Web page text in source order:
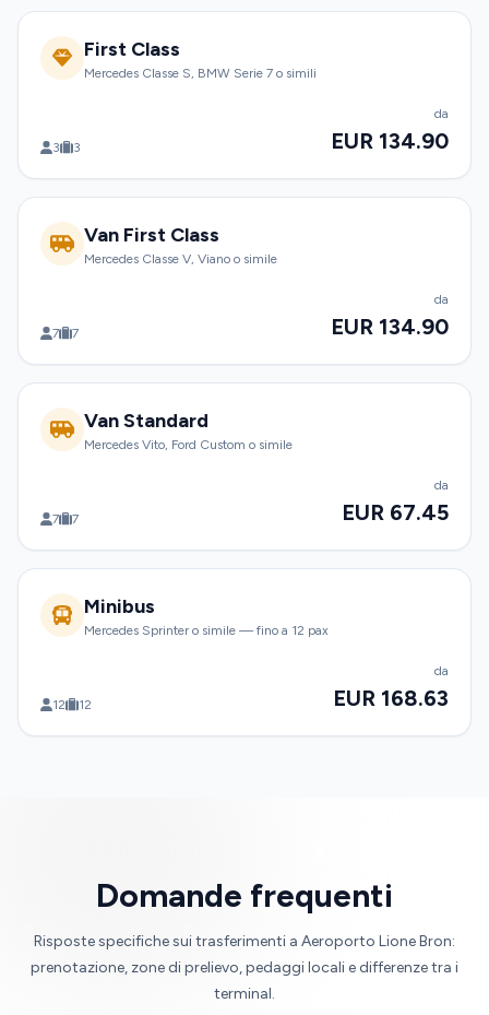
First Class
Mercedes Classe S, BMW Serie 7 o simili
3 3
da
EUR 134.90
Van First Class
Mercedes Classe V, Viano o simile
7 7
da
EUR 134.90
Van Standard
Mercedes Vito, Ford Custom o simile
7 7
da
EUR 67.45
Minibus
Mercedes Sprinter o simile — fino a 12 pax
12 12
da
EUR 168.63
Domande frequenti
Risposte specifiche sui trasferimenti a Aeroporto Lione Bron:
prenotazione, zone di prelievo, pedaggi locali e differenze tra i
terminal.